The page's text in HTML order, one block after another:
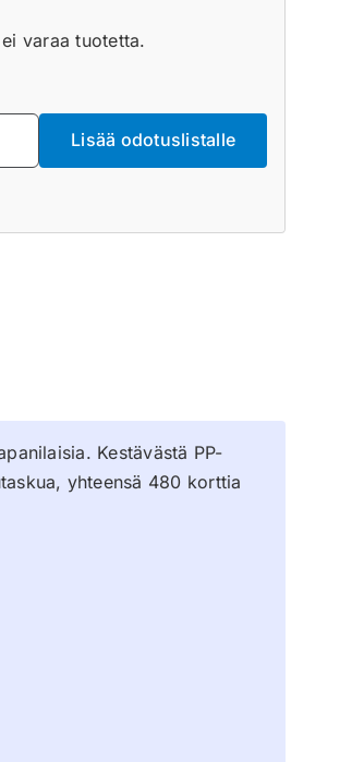
varaa tuotetta.
Lisää odotuslistalle
Kestävästä PP-
yhteensä 480 korttia